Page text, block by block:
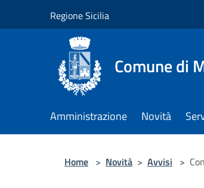
Regione Sicilia
Comune di
Amministrazione Novità
Home > Novità > Avvisi >